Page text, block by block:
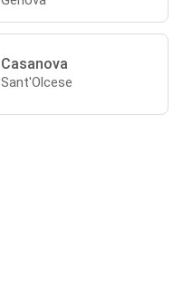
Casanova
Sant'Olcese